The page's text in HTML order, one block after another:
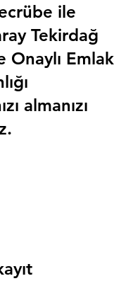
ile
Tekirdağ
Onaylı Emlak
almanızı